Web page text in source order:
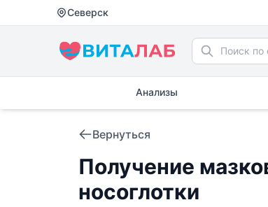
Северск
Анализы
Вернуться
Получение
носоглотки